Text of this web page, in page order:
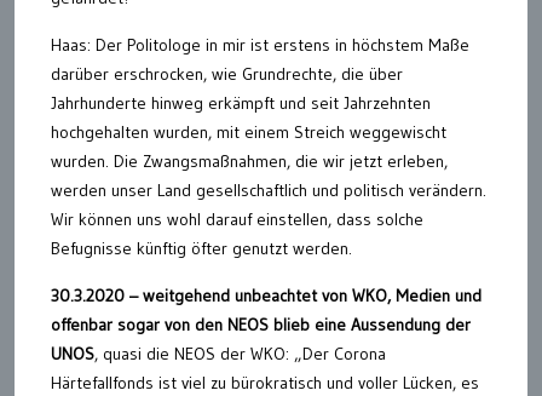
Haas: Der Politologe in mir ist erstens in höchstem Maße
darüber erschrocken, wie Grundrechte, die über
Jahrhunderte hinweg erkämpft und seit Jahrzehnten
hochgehalten wurden, mit einem Streich weggewischt
wurden. Die Zwangsmaßnahmen, die wir jetzt erleben,
werden unser Land gesellschaftlich und politisch verändern.
Wir können uns wohl darauf einstellen, dass solche
Befugnisse künftig öfter genutzt werden.
30.3.2020 – weitgehend unbeachtet von WKO, Medien und
offenbar sogar von den NEOS blieb eine Aussendung der
UNOS, quasi die NEOS der WKO: „Der Corona
Härtefallfonds ist viel zu bürokratisch und voller Lücken, es